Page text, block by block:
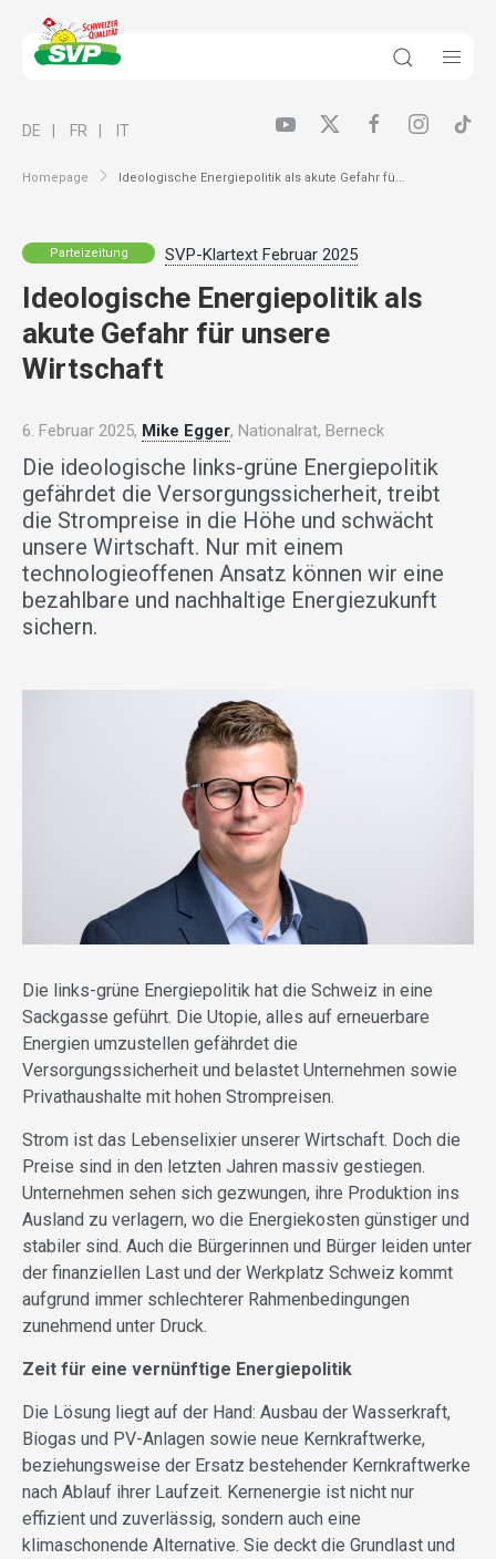
Homepage Ideologische Energiepolitik als akute Gefahr fü...
DE FR IT
Parteizeitung SVP-Klartext Februar 2025
Ideologische Energiepolitik als
akute Gefahr für unsere
Wirtschaft
6. Februar 2025, Mike Egger, Nationalrat, Berneck
Die ideologische links-grüne Energiepolitik
gefährdet die Versorgungssicherheit, treibt
die Strompreise in die Höhe und schwächt
unsere Wirtschaft. Nur mit einem
technologieoffenen Ansatz können wir eine
bezahlbare und nachhaltige Energiezukunft
sichern.
Die links-grüne Energiepolitik hat die Schweiz in eine
Sackgasse geführt. Die Utopie, alles auf erneuerbare
Energien umzustellen gefährdet die
Versorgungssicherheit und belastet Unternehmen sowie
Privathaushalte mit hohen Strompreisen.
Strom ist das Lebenselixier unserer Wirtschaft. Doch die
Preise sind in den letzten Jahren massiv gestiegen.
Unternehmen sehen sich gezwungen, ihre Produktion ins
Ausland zu verlagern, wo die Energiekosten günstiger und
stabiler sind. Auch die Bürgerinnen und Bürger leiden unter
der finanziellen Last und der Werkplatz Schweiz kommt
aufgrund immer schlechterer Rahmenbedingungen
zunehmend unter Druck.
Zeit für eine vernünftige Energiepolitik
Die Lösung liegt auf der Hand: Ausbau der Wasserkraft,
Biogas und PV-Anlagen sowie neue Kernkraftwerke,
beziehungsweise der Ersatz bestehender Kernkraftwerke
nach Ablauf ihrer Laufzeit. Kernenergie ist nicht nur
effizient und zuverlässig, sondern auch eine
klimaschonende Alternative. Sie deckt die Grundlast und